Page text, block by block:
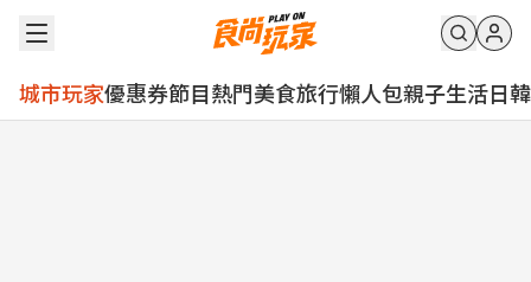
城市玩家優惠券節目熱門美食旅行懶人包親子生活日韓